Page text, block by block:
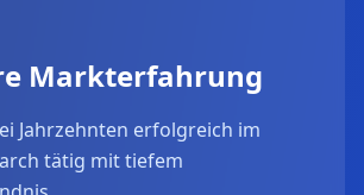
Markterfahrung
Jahrzehnten erfolgreich im
tätig mit tiefem